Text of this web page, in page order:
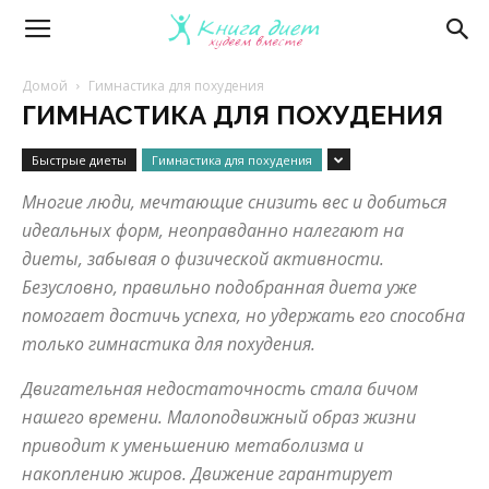
Книга
диет
эффективные
диеты
Домой Гимнастика для похудения
ГИМНАСТИКА ДЛЯ ПОХУДЕНИЯ
Быстрые диеты Гимнастика для похудения
Многие люди, мечтающие снизить вес и добиться
идеальных форм, неоправданно налегают на
диеты, забывая о физической активности.
Безусловно, правильно подобранная диета уже
помогает достичь успеха, но удержать его способна
только гимнастика для похудения.
Двигательная недостаточность стала бичом
нашего времени. Малоподвижный образ жизни
приводит к уменьшению метаболизма и
накоплению жиров. Движение гарантирует